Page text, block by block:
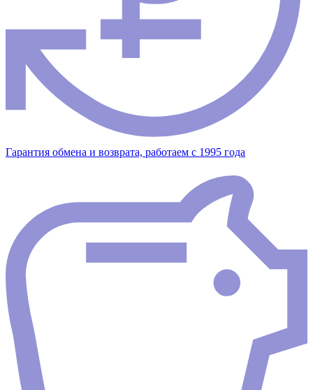
Гарантия обмена и возврата, работаем с 1995 года